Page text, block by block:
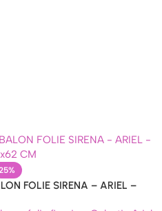
FOLIE SIRENA – ARIEL –